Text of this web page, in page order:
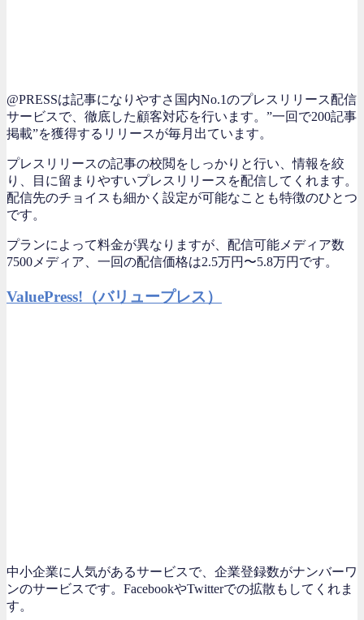
@PRESSは記事になりやすさ国内No.1のプレスリリース配信
サービスで、徹底した顧客対応を行います。”一回で200記事
掲載”を獲得するリリースが毎月出ています。
プレスリリースの記事の校閲をしっかりと行い、情報を絞
り、目に留まりやすいプレスリリースを配信してくれます。
配信先のチョイスも細かく設定が可能なことも特徴のひとつ
です。
プランによって料金が異なりますが、配信可能メディア数
7500メディア、一回の配信価格は2.5万円〜5.8万円です。
ValuePress!（バリュープレス）
中小企業に人気があるサービスで、企業登録数がナンバーワ
ンのサービスです。FacebookやTwitterでの拡散もしてくれま
す。